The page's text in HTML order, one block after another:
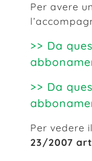
Per avere
>> Da
>> Da
Per vedere
23/2007